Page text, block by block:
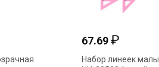
67.69₽
Набор линеек